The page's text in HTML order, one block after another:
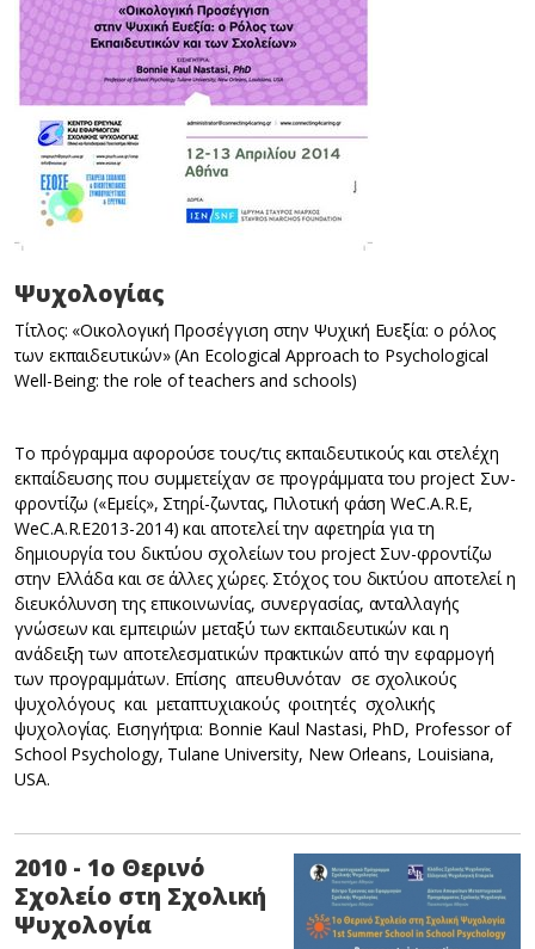
Ψυχολογίας
Τίτλος: «Οικολογική Προσέγγιση στην Ψυχική Ευεξία: ο ρόλος
των εκπαιδευτικών» (An Ecological Approach to Psychological
Well-Being: the role of teachers and schools)
Το πρόγραμμα αφορούσε τους/τις εκπαιδευτικούς και στελέχη
εκπαίδευσης που συμμετείχαν σε προγράμματα του project Συν-
φροντίζω («Εμείς», Στηρί-ζωντας, Πιλοτική φάση WeC.A.R.E,
WeC.A.R.E2013-2014) και αποτελεί την αφετηρία για τη
δημιουργία του δικτύου σχολείων του project Συν-φροντίζω
στην Ελλάδα και σε άλλες χώρες. Στόχος του δικτύου αποτελεί η
διευκόλυνση της επικοινωνίας, συνεργασίας, ανταλλαγής
γνώσεων και εμπειριών μεταξύ των εκπαιδευτικών και η
ανάδειξη των αποτελεσματικών πρακτικών από την εφαρμογή
των προγραμμάτων. Επίσης απευθυνόταν σε σχολικούς
ψυχολόγους και μεταπτυχιακούς φοιτητές σχολικής
ψυχολογίας. Εισηγήτρια: Bonnie Kaul Nastasi, PhD, Professor of
School Psychology, Tulane University, New Orleans, Louisiana,
USA.
2010 - 1ο Θερινό
Σχολείο στη Σχολική
Ψυχολογία